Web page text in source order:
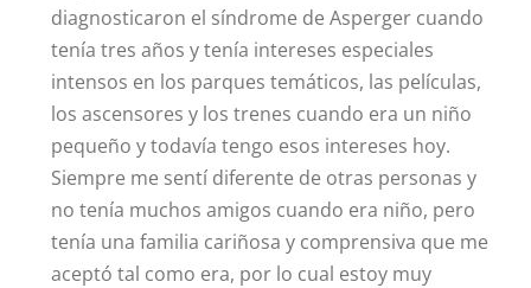
diagnosticaron el síndrome de Asperger cuando
tenía tres años y tenía intereses especiales
intensos en los parques temáticos, las películas,
los ascensores y los trenes cuando era un niño
pequeño y todavía tengo esos intereses hoy.
Siempre me sentí diferente de otras personas y
no tenía muchos amigos cuando era niño, pero
tenía una familia cariñosa y comprensiva que me
aceptó tal como era, por lo cual estoy muy